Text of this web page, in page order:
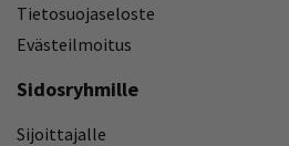
Tietosuojaseloste
Evästeilmoitus
Sidosryhmille
Sijoittajalle